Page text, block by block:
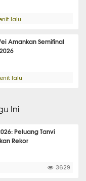
lalu
Amankan Semifinal
lalu
Ini
Peluang Tanvi
Rekor
3629